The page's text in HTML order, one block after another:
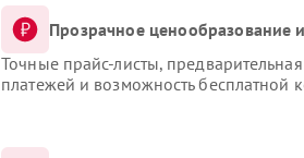
Прозрачное ценообразование
Точные прайс-листы,
платежей и возможность бесплатной